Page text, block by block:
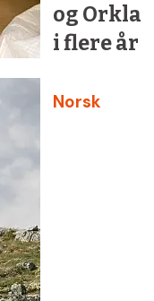
og Orkla
i flere år
Norsk